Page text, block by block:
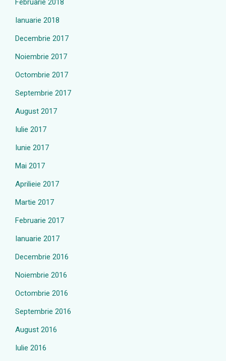
Februarie 2018
Ianuarie 2018
Decembrie 2017
Noiembrie 2017
Octombrie 2017
Septembrie 2017
August 2017
Iulie 2017
Iunie 2017
Mai 2017
Aprilieie 2017
Martie 2017
Februarie 2017
Ianuarie 2017
Decembrie 2016
Noiembrie 2016
Octombrie 2016
Septembrie 2016
August 2016
Iulie 2016